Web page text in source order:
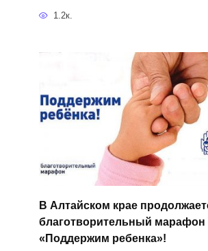
1.2к.
В Алтайском крае
благотворительный марафон
«Поддержим ребенка»!